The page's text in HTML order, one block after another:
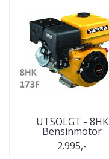
UTSOLGT - 8HK
Bensinmotor
2.995,-